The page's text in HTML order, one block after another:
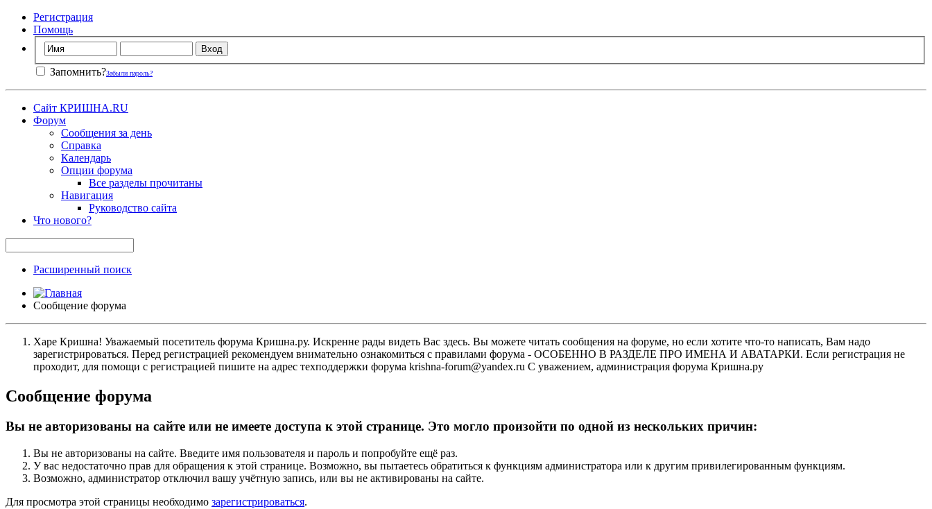
Регистрация
Помощь
Запомнить?Забыли пароль?
Сайт КРИШНА.RU
Форум
Сообщения за день
Справка
Календарь
Опции форума
Все разделы прочитаны
Навигация
Руководство сайта
Что нового?
Расширенный поиск
Сообщение форума
Харе Кришна! Уважаемый посетитель форума Кришна.ру. Искренне рады видеть Вас здесь. Вы можете читать сообщения на форуме, но если хотите что-то написать, Вам надо
зарегистрироваться. Перед регистрацией рекомендуем внимательно ознакомиться с правилами форума - ОСОБЕННО В РАЗДЕЛЕ ПРО ИМЕНА И АВАТАРКИ. Если регистрация не
проходит, для помощи с регистрацией пишите на адрес техподдержки форума krishna-forum@yandex.ru С уважением, администрация форума Кришна.ру
Сообщение форума
Вы не авторизованы на сайте или не имеете доступа к этой странице. Это могло произойти по одной из нескольких причин:
Вы не авторизованы на сайте. Введите имя пользователя и пароль и попробуйте ещё раз.
У вас недостаточно прав для обращения к этой странице. Возможно, вы пытаетесь обратиться к функциям администратора или к другим привилегированным функциям.
Возможно, администратор отключил вашу учётную запись, или вы не активированы на сайте.
Для просмотра этой страницы необходимо зарегистрироваться.